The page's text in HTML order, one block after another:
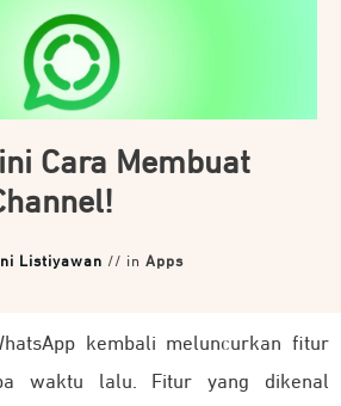
Cara Membuat
Listiyawan // in Apps
kembali meluncurkan fitur
waktu lalu. Fitur yang dikenal